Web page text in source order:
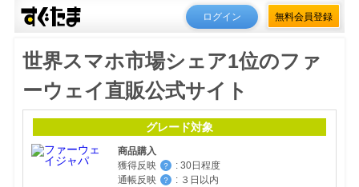
ログイン 無料会員登録
世界スマホ市場シェア1位のファ
ーウェイ直販公式サイト
グレード対象
商品購入
獲得反映
？ : 30日程度
通帳反映
？ : ３日以内